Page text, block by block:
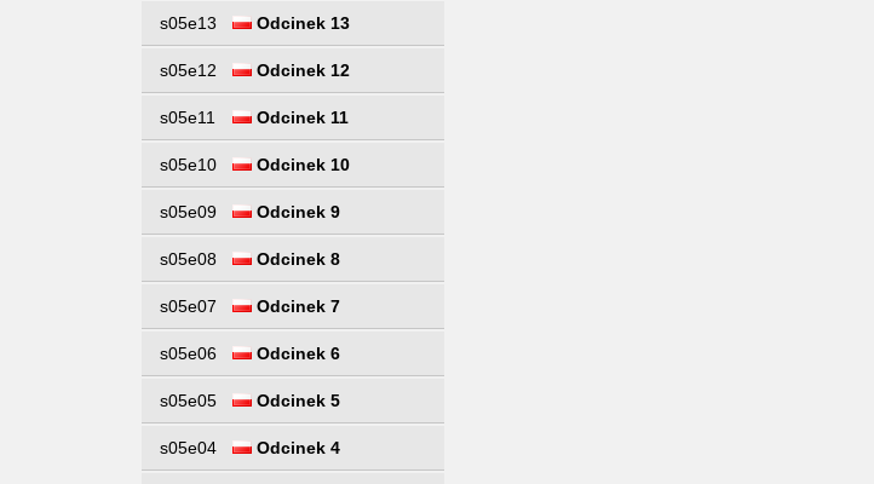
s05e13 Odcinek 13
s05e12 Odcinek 12
s05e11 Odcinek 11
s05e10 Odcinek 10
s05e09 Odcinek 9
s05e08 Odcinek 8
s05e07 Odcinek 7
s05e06 Odcinek 6
s05e05 Odcinek 5
s05e04 Odcinek 4